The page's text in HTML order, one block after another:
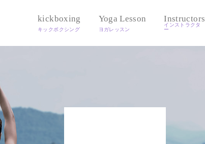
kickboxing Yoga Lesson Instructors